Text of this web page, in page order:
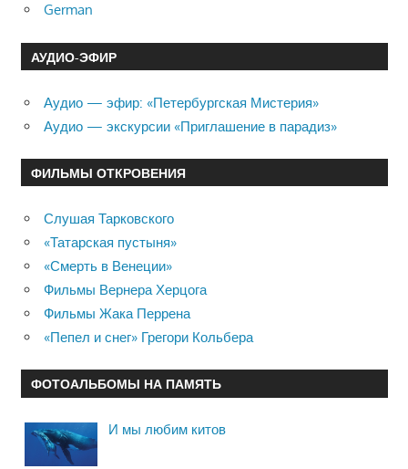
German
АУДИО-ЭФИР
Аудио — эфир: «Петербургская Мистерия»
Аудио — экскурсии «Приглашение в парадиз»
ФИЛЬМЫ ОТКРОВЕНИЯ
Слушая Тарковского
«Татарская пустыня»
«Смерть в Венеции»
Фильмы Вернера Херцога
Фильмы Жака Перрена
«Пепел и снег» Грегори Кольбера
ФОТОАЛЬБОМЫ НА ПАМЯТЬ
И мы любим китов